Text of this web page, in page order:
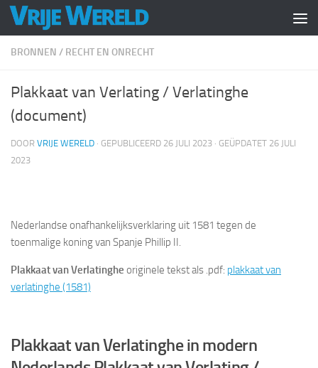
Doorgaan naar inhoud
BRONNEN / RECHT EN ONRECHT
Plakkaat van Verlating / Verlatinghe
(document)
DOOR VRIJE WERELD · GEPUBLICEERD 26 JULI 2023 · GEÜPDATET 26 JULI
2023
Nederlandse onafhankelijksverklaring uit 1581 tegen de
toenmalige koning van Spanje Phillip II.
Plakkaat van Verlatinghe originele tekst als .pdf: plakkaat van
verlatinghe (1581)
Plakkaat van Verlatinghe in modern